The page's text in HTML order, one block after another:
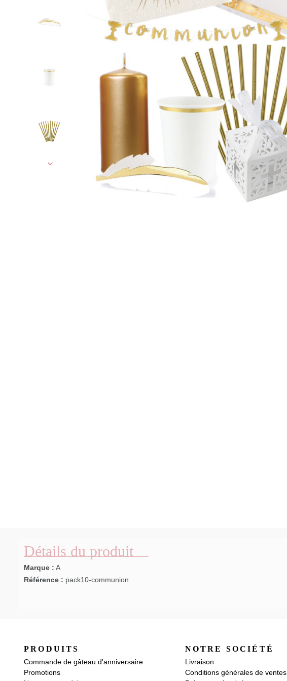
Détails du produit
Marque : A
Référence : pack10-communion
PRODUITS
Commande de gâteau d'anniversaire
Promotions
NOTRE SOCIÉTÉ
Livraison
Conditions générales de ventes